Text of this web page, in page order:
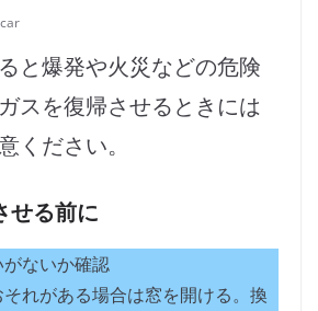
と爆発や火災などの危険
スを復帰させるときには
ください。
せる前に
ないか確認
れがある場合は窓を開ける。換